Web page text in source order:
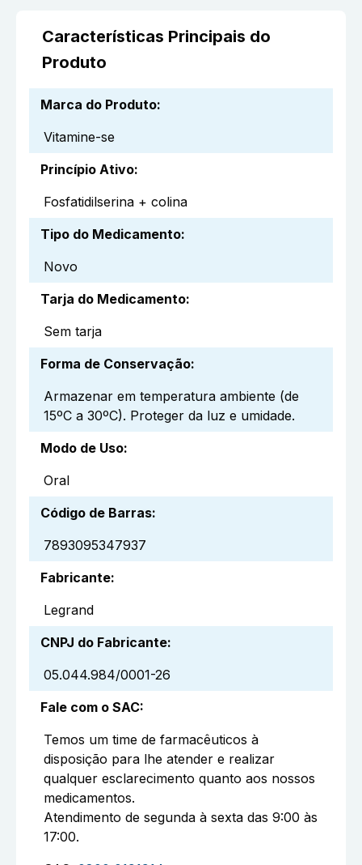
Características Principais do
Produto
Marca do Produto:
Vitamine-se
Princípio Ativo:
Fosfatidilserina + colina
Tipo do Medicamento:
Novo
Tarja do Medicamento:
Sem tarja
Forma de Conservação:
Armazenar em temperatura ambiente (de
15ºC a 30ºC). Proteger da luz e umidade.
Modo de Uso:
Oral
Código de Barras:
7893095347937
Fabricante:
Legrand
CNPJ do Fabricante:
05.044.984/0001-26
Fale com o SAC:
Temos um time de farmacêuticos à
disposição para lhe atender e realizar
qualquer esclarecimento quanto aos nossos
medicamentos.
Atendimento de segunda à sexta das 9:00 às
17:00.